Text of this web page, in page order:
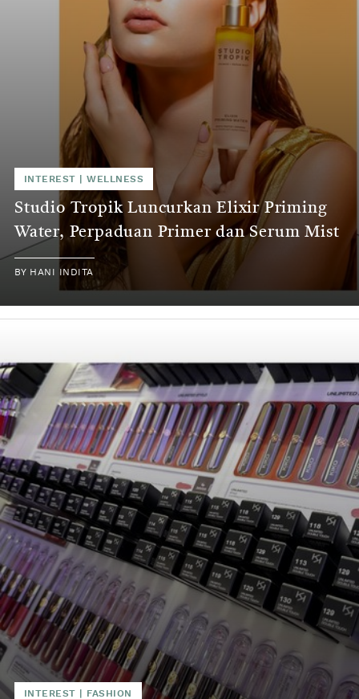
INTEREST |WELLNESS
Studio Tropik Luncurkan Elixir Priming
Water, Perpaduan Primer dan Serum Mist
BY HANI INDITA
INTEREST FASHION